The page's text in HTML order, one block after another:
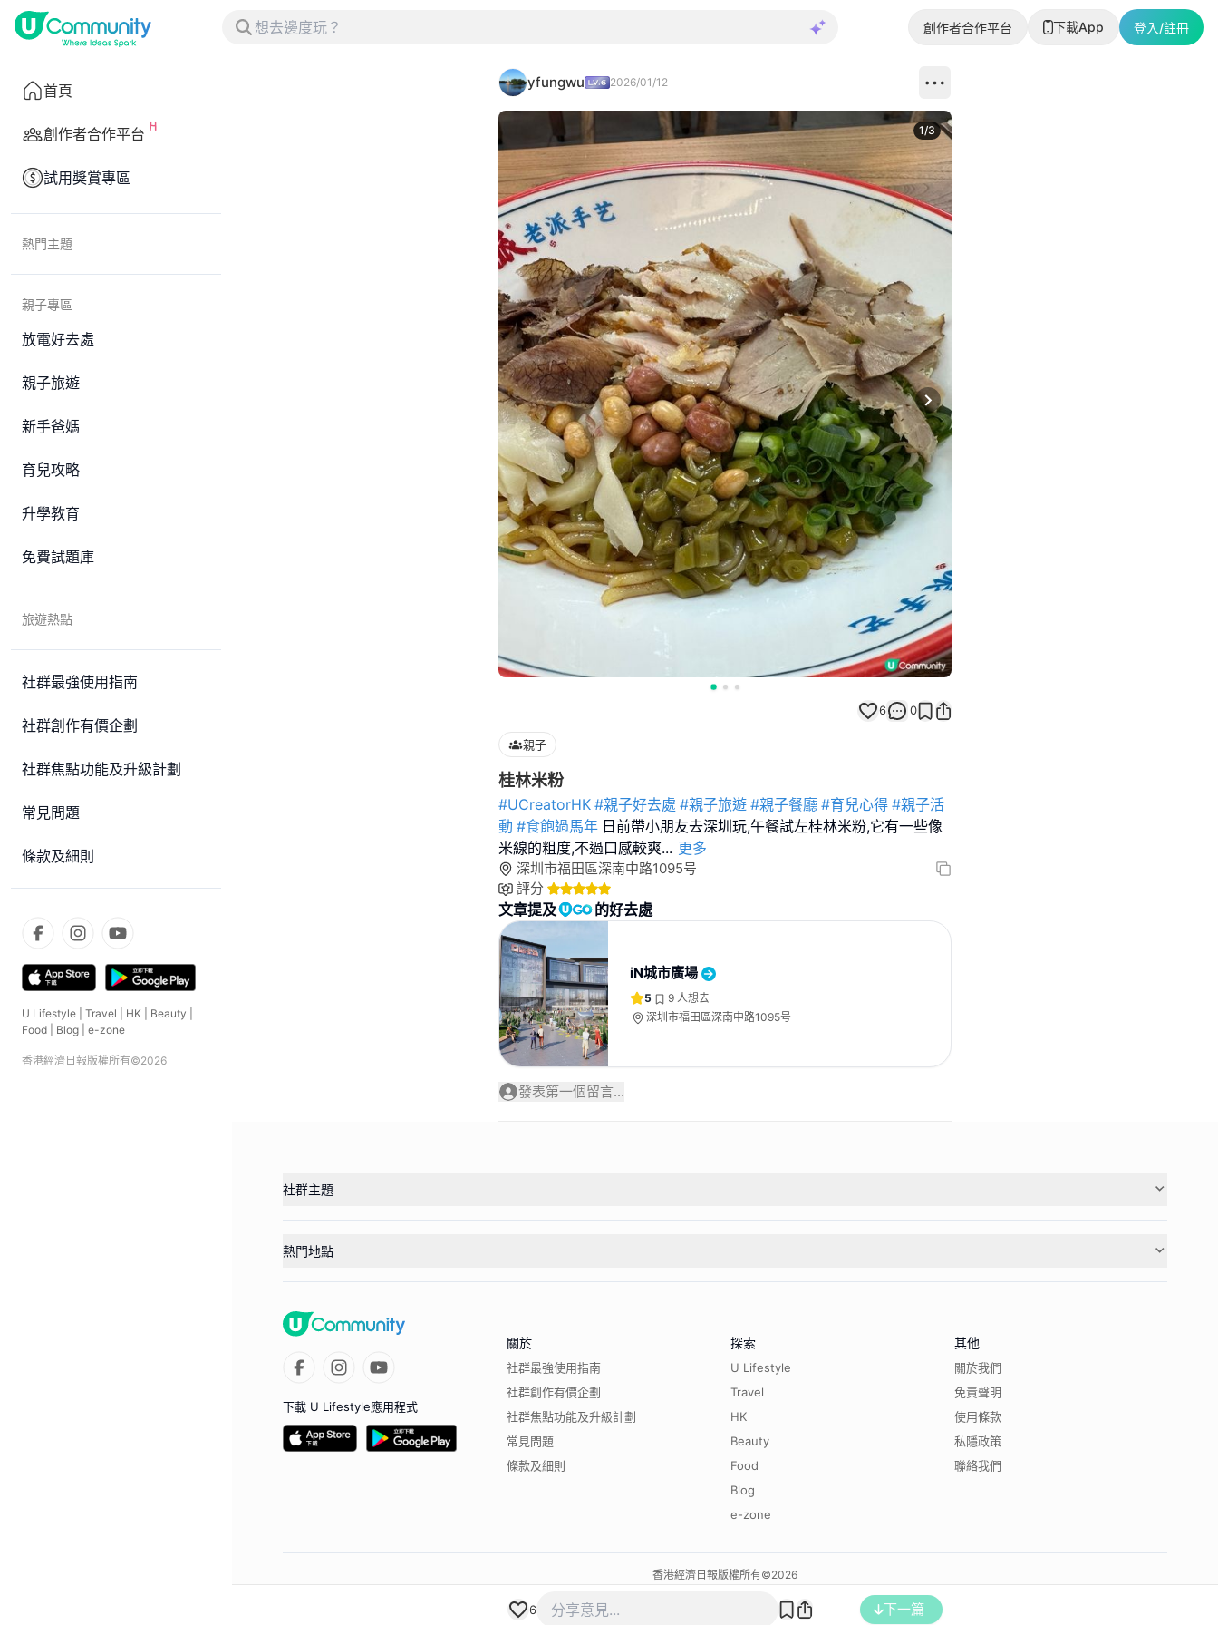
創作者合作平台 下載App 登入/註冊
首頁
創作者合作平台
試用獎賞專區
熱門主題
親子專區
放電好去處
親子旅遊
新手爸媽
育兒攻略
升學教育
免費試題庫
旅遊熱點
社群最強使用指南
社群創作有價企劃
社群焦點功能及升級計劃
常見問題
條款及細則
U Lifestyle Travel HK Beauty
Food
Blog e-zone
香港經濟日報版權所有©2026
yfungwu 2026/01/12
Next slide
1/3
6 0
親子
桂林米粉
#UCreatorHK #親子好去處 #親子旅遊 #親子餐廳 #育兒心得 #親子活
動 #食飽過馬年 日前帶小朋友去深圳玩,午餐試左桂林米粉,它有一些像
米線的粗度,不過口感較爽... 更多
深圳市福田區深南中路1095号
評分
文章提及 的好去處
iN城市廣場
5 9 人想去
深圳市福田區深南中路1095号
發表第一個留言...
6 下一篇
社群主題
熱門地點
下載 U Lifestyle應用程式
關於
社群最強使用指南
社群創作有價企劃
社群焦點功能及升級計劃
常見問題
條款及細則
探索
U Lifestyle
Travel
HK
Beauty
Food
Blog
e-zone
其他
關於我們
免責聲明
使用條款
私隱政策
聯絡我們
香港經濟日報版權所有©2026